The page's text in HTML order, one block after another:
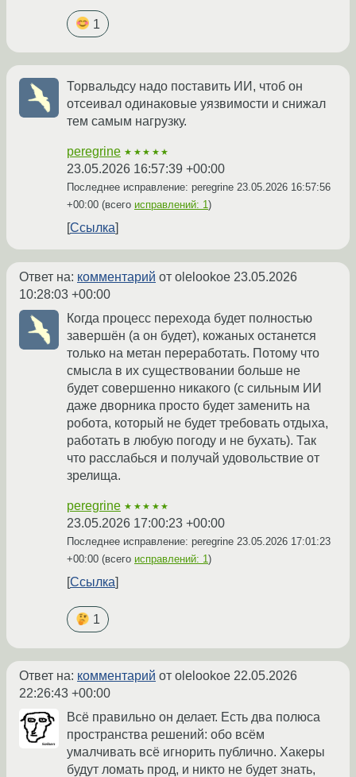
1
Торвальдсу надо поставить ИИ, чтоб он
отсеивал одинаковые уязвимости и снижал
тем самым нагрузку.
peregrine ★★★★★
23.05.2026 16:57:39 +00:00
Последнее исправление: peregrine 23.05.2026 16:57:56
+00:00 (всего исправлений: 1 )
Ссылка
Ответ на: комментарий от olelookoe 23.05.2026
10:28:03 +00:00
Когда процесс перехода будет полностью
завершён (а он будет), кожаных останется
только на метан переработать. Потому что
смысла в их существовании больше не
будет совершенно никакого (с сильным ИИ
даже дворника просто будет заменить на
робота, который не будет требовать отдыха,
работать в любую погоду и не бухать). Так
что расслабься и получай удовольствие от
зрелища.
peregrine ★★★★★
23.05.2026 17:00:23 +00:00
Последнее исправление: peregrine 23.05.2026 17:01:23
+00:00 (всего исправлений: 1 )
Ссылка
1
Ответ на: комментарий от olelookoe 22.05.2026
22:26:43 +00:00
Всё правильно он делает. Есть два полюса
пространства решений: обо всём
умалчивать всё игнорить публично. Хакеры
будут ломать прод, и никто не будет знать,